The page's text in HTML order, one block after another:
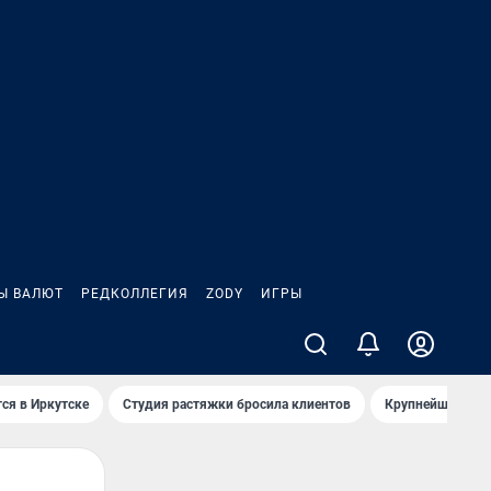
ВАЛЮТ РЕДКОЛЛЕГИЯ ZODY ИГРЫ
в Иркутске Студия растяжки бросила клиентов Крупнейшие